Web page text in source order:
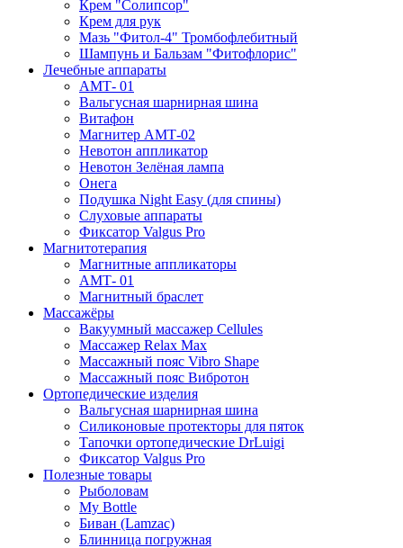
Крем "Солипсор"
Крем для рук
Мазь "Фитол-4" Тромбофлебитный
Шампунь и Бальзам "Фитофлорис"
Лечебные аппараты
АМТ- 01
Вальгусная шарнирная шина
Витафон
Магнитер АМТ-02
Невотон аппликатор
Невотон Зелёная лампа
Онега
Подушка Night Easy (для спины)
Слуховые аппараты
Фиксатор Valgus Pro
Магнитотерапия
Магнитные аппликаторы
АМТ- 01
Магнитный браслет
Массажёры
Вакуумный массажер Cellules
Массажер Relax Max
Массажный пояс Vibro Shape
Массажный пояс Вибротон
Ортопедические изделия
Вальгусная шарнирная шина
Силиконовые протекторы для пяток
Тапочки ортопедические DrLuigi
Фиксатор Valgus Pro
Полезные товары
Рыболовам
My Bottle
Биван (Lamzac)
Блинница погружная